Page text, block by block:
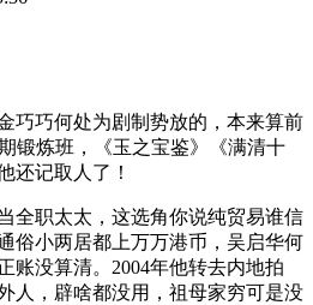
巧何处为剧制势放的，本来算前
锻炼班，《玉之宝鉴》《满清十
还记取人了！
职太太，这选角你说纯贸易谁信
俗小两居都上万万港币，吴启华何
账没算清。2004年他转去内地拍
人，辟啥都没用，祖母家穷可是没